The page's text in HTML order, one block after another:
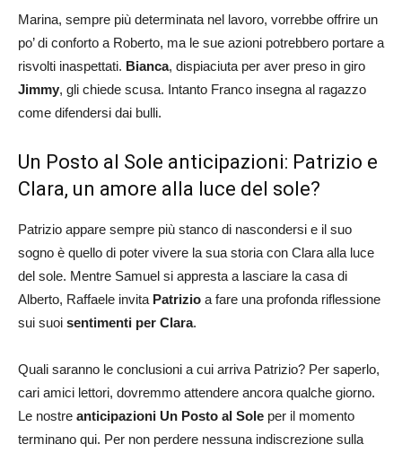
Marina, sempre più determinata nel lavoro, vorrebbe offrire un
po’ di conforto a Roberto, ma le sue azioni potrebbero portare a
risvolti inaspettati. Bianca, dispiaciuta per aver preso in giro
Jimmy, gli chiede scusa. Intanto Franco insegna al ragazzo
come difendersi dai bulli.
Un Posto al Sole anticipazioni: Patrizio e
Clara, un amore alla luce del sole?
Patrizio appare sempre più stanco di nascondersi e il suo
sogno è quello di poter vivere la sua storia con Clara alla luce
del sole. Mentre Samuel si appresta a lasciare la casa di
Alberto, Raffaele invita Patrizio a fare una profonda riflessione
sui suoi sentimenti per Clara.
Quali saranno le conclusioni a cui arriva Patrizio? Per saperlo,
cari amici lettori, dovremmo attendere ancora qualche giorno.
Le nostre anticipazioni Un Posto al Sole per il momento
terminano qui. Per non perdere nessuna indiscrezione sulla